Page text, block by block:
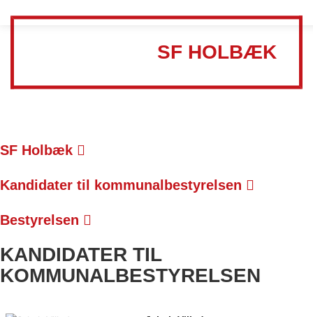
SF HOLBÆK
SF Holbæk
Kandidater til kommunalbestyrelsen
Bestyrelsen
KANDIDATER TIL
KOMMUNALBESTYRELSEN